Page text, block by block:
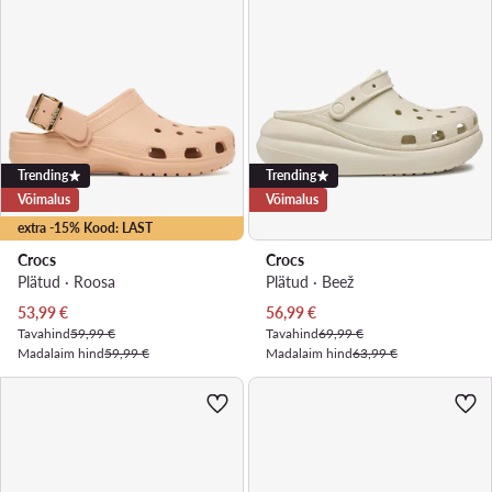
extra -15% Kood: LAST
Trending
Võimalus
Crocs
Plätud · Roosa
Praegune hind
53,99€
Tavahind59,99 €
Madalaim hind59,99 €
Trending
Võimalus
Crocs
Plätud · Beež
Praegune hind
56,99€
Tavahind69,99 €
Madalaim hind63,99 €